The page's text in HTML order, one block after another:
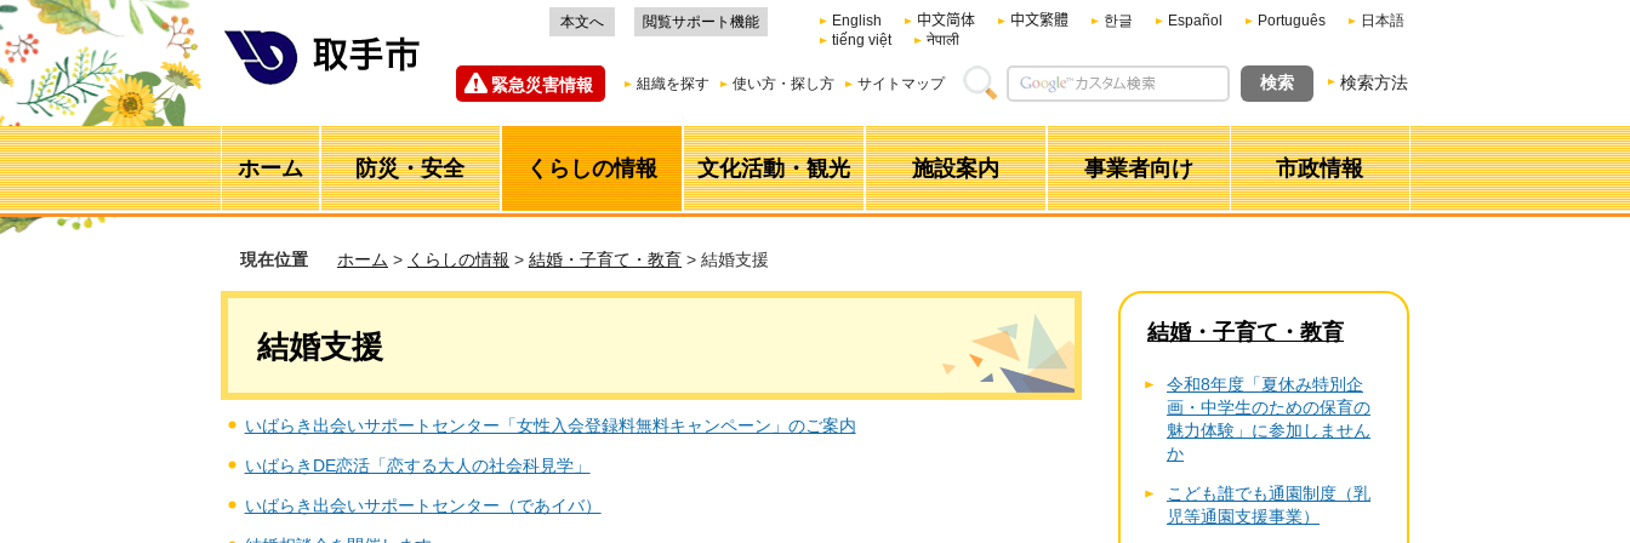
本文へ 閲覧サポート機能 English 中文简体 中文繁體 한글 Español Português
日本語
tiếng việt
नेपाली
緊急災害情報 組織を探す 使い方・探し方 サイトマップ 検索方法
ホーム 防災・安全 くらしの情報 文化活動・観光 施設案内 事業者向け 市政情報
現在位置 ホーム > くらしの情報 > 結婚・子育て・教育 > 結婚支援
結婚支援
いばらき出会いサポートセンター「女性入会登録料無料キャンペーン」のご案内
いばらきDE恋活「恋する大人の社会科見学」
いばらき出会いサポートセンター（であイバ）
結婚・子育て・教育
令和8年度「夏休み特別企
画・中学生のための保育の
魅力体験」に参加しません
か
こども誰でも通園制度（乳
児等通園支援事業）